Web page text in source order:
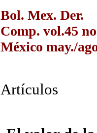
Bol. Mex. Der.
Comp. vol.45
México may./
Artículos